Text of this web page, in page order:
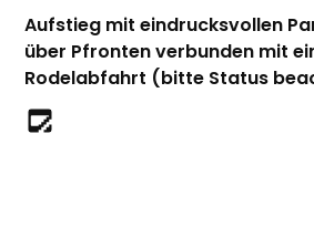
Aufstieg mit eindrucksvollen
über Pfronten verbunden mit
Rodelabfahrt (bitte Status